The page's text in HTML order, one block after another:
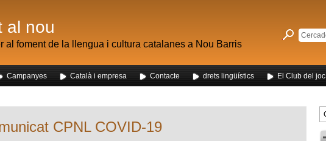
al nou
al foment de la llengua i cultura catalanes a Nou Barris
Campanyes Català i empresa Contacte drets lingüístics El Club del joc
CPNL COVID-19